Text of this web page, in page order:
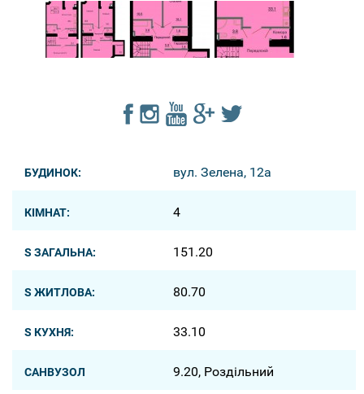
БУДИНОК: вул. Зелена, 12a
КІМНАТ: 4
S ЗАГАЛЬНА: 151.20
S ЖИТЛОВА: 80.70
S КУХНЯ: 33.10
САНВУЗОЛ 9.20, Роздільний